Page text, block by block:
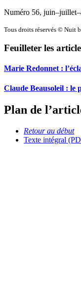
Numéro 56,
Tous droits réservés © Nuit
Feuilleter les
Marie Redonnet :
Claude Beausoleil : le
Plan de
Retour au début
Texte intégral